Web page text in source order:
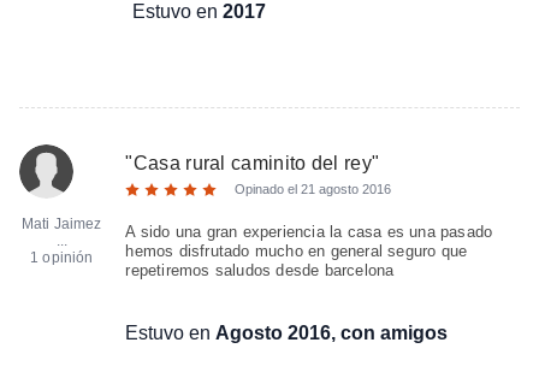
Estuvo en2017
Mati Jaimez
...
1 opinión
"Casa rural caminito del rey"
Opinado el21 agosto 2016
A sido una gran experiencia la casa es una pasado
hemos disfrutado mucho en general seguro que
repetiremos saludos desde barcelona
Estuvo en Agosto 2016, con amigos